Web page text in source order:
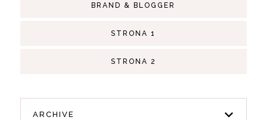
BRAND & BLOGGER
STRONA 1
STRONA 2
ARCHIVE